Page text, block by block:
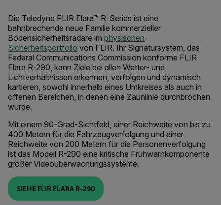
Die Teledyne FLIR Elara™ R-Series ist eine
bahnbrechende neue Familie kommerzieller
Bodensicherheitsradare im physischen
Sicherheitsportfolio von FLIR. Ihr Signatursystem, das
Federal Communications Commission konforme FLIR
Elara R-290, kann Ziele bei allen Wetter- und
Lichtverhältnissen erkennen, verfolgen und dynamisch
kartieren, sowohl innerhalb eines Umkreises als auch in
offenen Bereichen, in denen eine Zaunlinie durchbrochen
wurde.
Mit einem 90-Grad-Sichtfeld, einer Reichweite von bis zu
400 Metern für die Fahrzeugverfolgung und einer
Reichweite von 200 Metern für die Personenverfolgung
ist das Modell R-290 eine kritische Frühwarnkomponente
großer Videoüberwachungssysteme.
SIEHE FLIR ELARA R-290